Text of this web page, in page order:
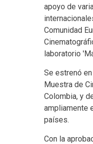
apoyo de
Comunidad
laboratorio
Se estrenó
Muestra de
Colombia, y
ampliamente
países.
Con la